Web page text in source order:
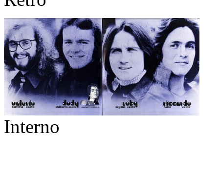
Interno